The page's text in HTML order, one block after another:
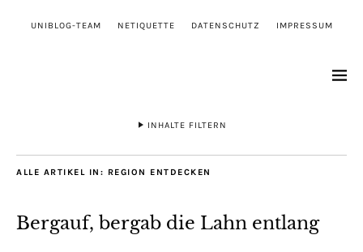
UNIBLOG-TEAM NETIQUETTE DATENSCHUTZ IMPRESSUM
INHALTE FILTERN
ALLE ARTIKEL IN: REGION ENTDECKEN
Bergauf, bergab die Lahn entlang